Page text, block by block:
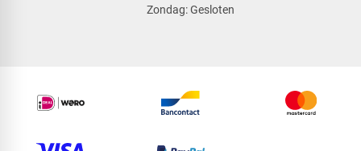
​Zondag: Gesloten